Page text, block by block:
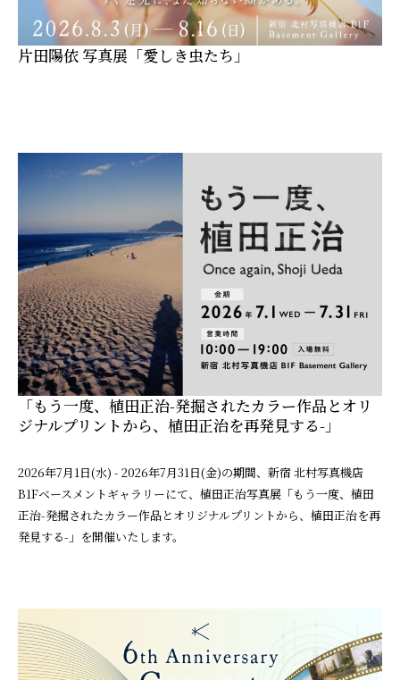
片田陽依 写真展「愛しき虫たち」
「もう一度、植田正治-発掘されたカラー作品とオリ
ジナルプリントから、植田正治を再発見する-」
2026年7月1日(水) - 2026年7月31日(金)の期間、新宿 北村写真機店
B1Fベースメントギャラリーにて、植田正治写真展「もう一度、植田
正治-発掘されたカラー作品とオリジナルプリントから、植田正治を再
発見する-」を開催いたします。